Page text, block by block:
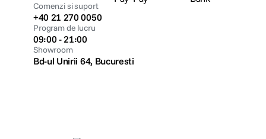
Comenzi si suport
+40 21 270 0050
Program de lucru
09:00 - 21:00
Showroom
Bd-ul Unirii 64, Bucuresti